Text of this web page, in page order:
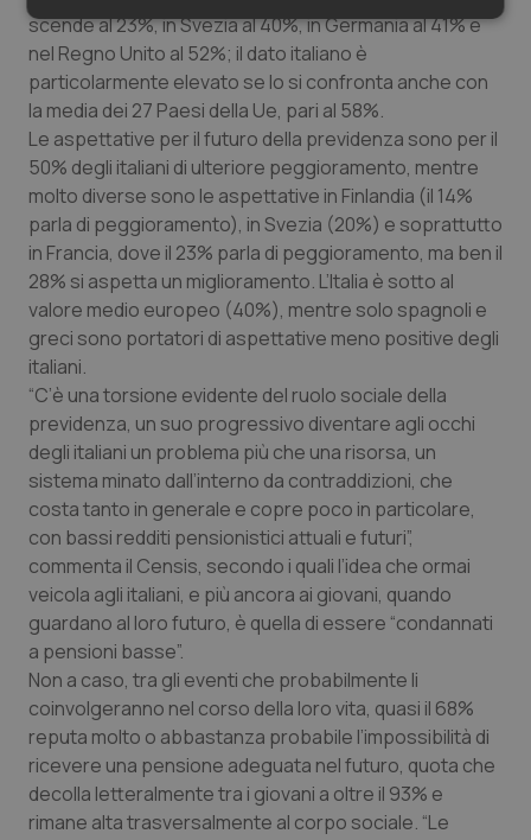
scende al 23%, in Svezia al 40%, in Germania al 41% e
nel Regno Unito al 52%; il dato italiano è
particolarmente elevato se lo si confronta anche con
la media dei 27 Paesi della Ue, pari al 58%.
Le aspettative per il futuro della previdenza sono per il
50% degli italiani di ulteriore peggioramento, mentre
molto diverse sono le aspettative in Finlandia (il 14%
parla di peggioramento), in Svezia (20%) e soprattutto
in Francia, dove il 23% parla di peggioramento, ma ben il
28% si aspetta un miglioramento. L’Italia è sotto al
valore medio europeo (40%), mentre solo spagnoli e
greci sono portatori di aspettative meno positive degli
italiani.
“C’è una torsione evidente del ruolo sociale della
previdenza, un suo progressivo diventare agli occhi
degli italiani un problema più che una risorsa, un
sistema minato dall’interno da contraddizioni, che
costa tanto in generale e copre poco in particolare,
con bassi redditi pensionistici attuali e futuri”,
commenta il Censis, secondo i quali l’idea che ormai
veicola agli italiani, e più ancora ai giovani, quando
guardano al loro futuro, è quella di essere “condannati
a pensioni basse”.
Non a caso, tra gli eventi che probabilmente li
coinvolgeranno nel corso della loro vita, quasi il 68%
reputa molto o abbastanza probabile l’impossibilità di
ricevere una pensione adeguata nel futuro, quota che
decolla letteralmente tra i giovani a oltre il 93% e
rimane alta trasversalmente al corpo sociale. “Le
Necessari Statistici Marketing
Necessari Statistici Marketing
I cookie necessari contribuiscono a rendere fruibile il
sito web abilitandone funzionalità di base quali la
navigazione sulle pagine e l'accesso alle aree
protette del sito. Il sito web non è in grado di
funzionare correttamente senza questi cookie.
Nome
Fornitore/ Dominio
.youtube.com
CookieScriptConsent
CookieScript
www.quotidianosanita.it
5